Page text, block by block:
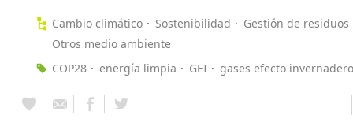
Cambio climático Sostenibilidad
Gestión de residuos
Otros medio ambiente
COP28
energía limpia GEI gases efecto invernadero